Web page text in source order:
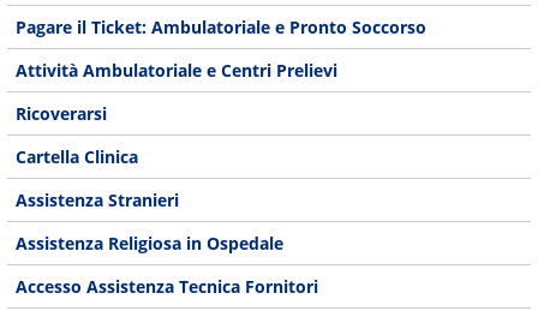
Pagare il Ticket: Ambulatoriale e Pronto Soccorso
Attività Ambulatoriale e Centri Prelievi
Ricoverarsi
Cartella Clinica
Assistenza Stranieri
Assistenza Religiosa in Ospedale
Accesso Assistenza Tecnica Fornitori